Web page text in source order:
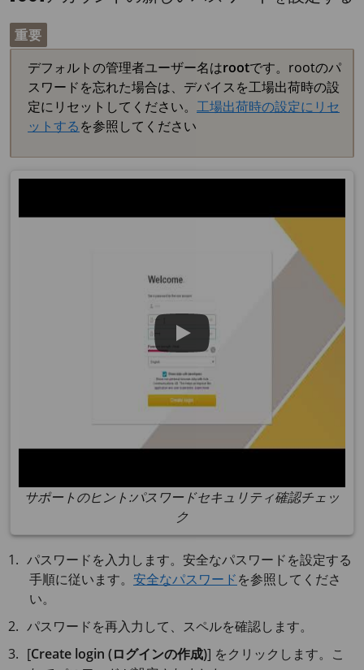
重要
デフォルトの管理者ユーザー名はrootです。rootのパ
スワードを忘れた場合は、デバイスを工場出荷時の設
定にリセットしてください。 工場出荷時の設定にリセ
ットするを参照してください
サポートのヒント:パスワードセキュリティ確認チェッ
ク
パスワードを入力します。安全なパスワードを設定する
手順に従います。 安全なパスワードを参照してくださ
い。
パスワードを再入力して、スペルを確認します。
[Create login (ログインの作成)] をクリックします。こ